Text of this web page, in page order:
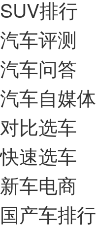
SUV排行
汽车评测
汽车问答
汽车自媒体
对比选车
快速选车
新车电商
国产车排行